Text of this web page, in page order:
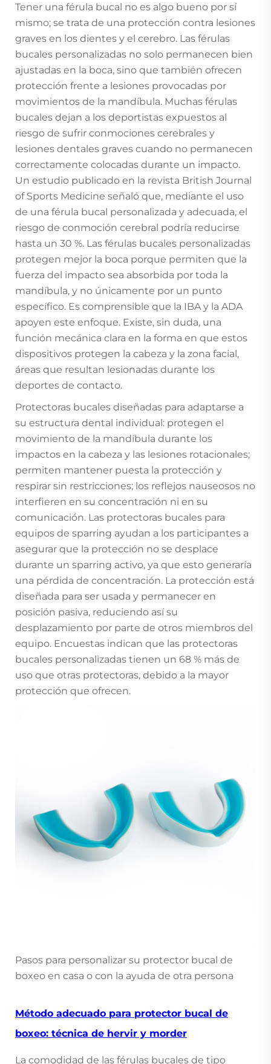
Tener una férula bucal no es algo bueno por sí
mismo; se trata de una protección contra lesiones
graves en los dientes y el cerebro. Las férulas
bucales personalizadas no solo permanecen bien
ajustadas en la boca, sino que también ofrecen
protección frente a lesiones provocadas por
movimientos de la mandíbula. Muchas férulas
bucales dejan a los deportistas expuestos al
riesgo de sufrir conmociones cerebrales y
lesiones dentales graves cuando no permanecen
correctamente colocadas durante un impacto.
Un estudio publicado en la revista British Journal
of Sports Medicine señaló que, mediante el uso
de una férula bucal personalizada y adecuada, el
riesgo de conmoción cerebral podría reducirse
hasta un 30 %. Las férulas bucales personalizadas
protegen mejor la boca porque permiten que la
fuerza del impacto sea absorbida por toda la
mandíbula, y no únicamente por un punto
específico. Es comprensible que la IBA y la ADA
apoyen este enfoque. Existe, sin duda, una
función mecánica clara en la forma en que estos
dispositivos protegen la cabeza y la zona facial,
áreas que resultan lesionadas durante los
deportes de contacto.
Protectoras bucales diseñadas para adaptarse a
su estructura dental individual: protegen el
movimiento de la mandíbula durante los
impactos en la cabeza y las lesiones rotacionales;
permiten mantener puesta la protección y
respirar sin restricciones; los reflejos nauseosos no
interfieren en su concentración ni en su
comunicación. Las protectoras bucales para
equipos de sparring ayudan a los participantes a
asegurar que la protección no se desplace
durante un sparring activo, ya que esto generaría
una pérdida de concentración. La protección está
diseñada para ser usada y permanecer en
posición pasiva, reduciendo así su
desplazamiento por parte de otros miembros del
equipo. Encuestas indican que las protectoras
bucales personalizadas tienen un 68 % más de
uso que otras protectoras, debido a la mayor
protección que ofrecen.
Pasos para personalizar su protector bucal de
boxeo en casa o con la ayuda de otra persona
Método adecuado para protector bucal de
boxeo: técnica de hervir y morder
La comodidad de las férulas bucales de tipo